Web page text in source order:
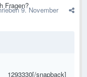
Fragen?9. November
1293330[/snapback]